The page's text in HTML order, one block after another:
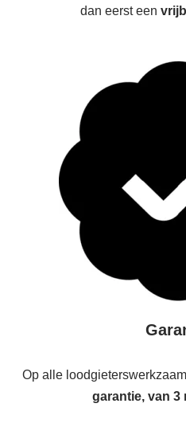
dan eerst een
Op alle
garantie, van 3